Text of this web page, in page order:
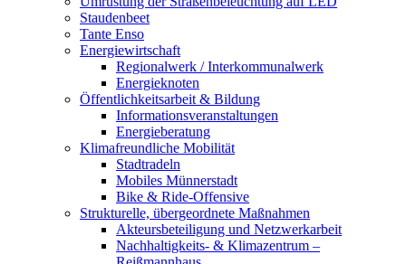
Staudenbeet
Tante Enso
Energiewirtschaft
Regionalwerk / Interkommunalwerk
Energieknoten
Öffentlichkeitsarbeit & Bildung
Informationsveranstaltungen
Energieberatung
Klimafreundliche Mobilität
Stadtradeln
Mobiles Münnerstadt
Bike & Ride-Offensive
Strukturelle, übergeordnete Maßnahmen
Akteursbeteiligung und Netzwerkarbeit
Nachhaltigkeits- & Klimazentrum –